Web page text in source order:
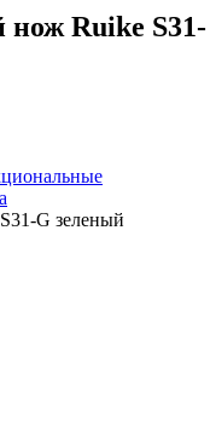
Ruike S31-
G зеленый